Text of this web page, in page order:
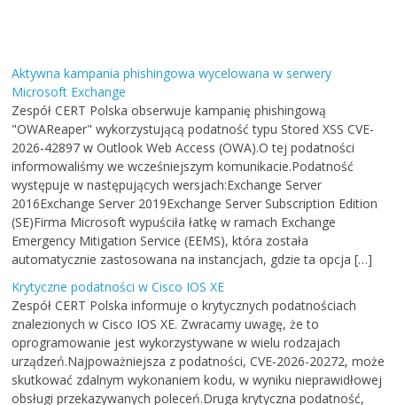
Aktywna kampania phishingowa wycelowana w serwery
Microsoft Exchange
Zespół CERT Polska obserwuje kampanię phishingową
"OWAReaper" wykorzystującą podatność typu Stored XSS CVE-
2026-42897 w Outlook Web Access (OWA).O tej podatności
informowaliśmy we wcześniejszym komunikacie.Podatność
występuje w następujących wersjach:Exchange Server
2016Exchange Server 2019Exchange Server Subscription Edition
(SE)Firma Microsoft wypuściła łatkę w ramach Exchange
Emergency Mitigation Service (EEMS), która została
automatycznie zastosowana na instancjach, gdzie ta opcja […]
Krytyczne podatności w Cisco IOS XE
Zespół CERT Polska informuje o krytycznych podatnościach
znalezionych w Cisco IOS XE. Zwracamy uwagę, że to
oprogramowanie jest wykorzystywane w wielu rodzajach
urządzeń.Najpoważniejsza z podatności, CVE-2026-20272, może
skutkować zdalnym wykonaniem kodu, w wyniku nieprawidłowej
obsługi przekazywanych poleceń.Druga krytyczna podatność,